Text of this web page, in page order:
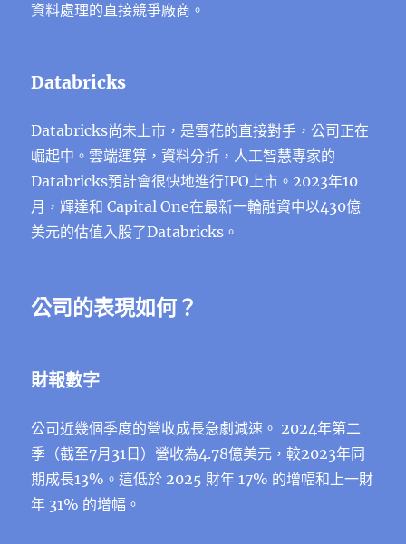
資料處理的直接競爭廠商。
Databricks
Databricks尚未上市，是雪花的直接對手，公司正在
崛起中。雲端運算，資料分折，人工智慧專家的
Databricks預計會很快地進行IPO上市。2023年10
月，輝達和 Capital One在最新一輪融資中以430億
美元的估值入股了Databricks。
公司的表現如何？
財報數字
公司近幾個季度的營收成長急劇減速。 2024年第二
季（截至7月31日）營收為4.78億美元，較2023年同
期成長13%。這低於 2025 財年 17% 的增幅和上一財
年 31% 的增幅。